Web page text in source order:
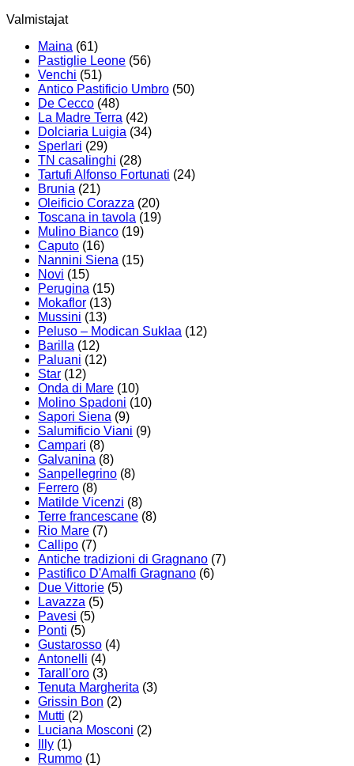
Valmistajat
Maina (61)
Pastiglie Leone (56)
Venchi (51)
Antico Pastificio Umbro (50)
De Cecco (48)
La Madre Terra (42)
Dolciaria Luigia (34)
Sperlari (29)
TN casalinghi (28)
Tartufi Alfonso Fortunati (24)
Brunia (21)
Oleificio Corazza (20)
Toscana in tavola (19)
Mulino Bianco (19)
Caputo (16)
Nannini Siena (15)
Novi (15)
Perugina (15)
Mokaflor (13)
Mussini (13)
Peluso – Modican Suklaa (12)
Barilla (12)
Paluani (12)
Star (12)
Onda di Mare (10)
Molino Spadoni (10)
Sapori Siena (9)
Salumificio Viani (9)
Campari (8)
Galvanina (8)
Sanpellegrino (8)
Ferrero (8)
Matilde Vicenzi (8)
Terre francescane (8)
Rio Mare (7)
Callipo (7)
Antiche tradizioni di Gragnano (7)
Pastifico D'Amalfi Gragnano (6)
Due Vittorie (5)
Lavazza (5)
Pavesi (5)
Ponti (5)
Gustarosso (4)
Antonelli (4)
Tarall'oro (3)
Tenuta Margherita (3)
Grissin Bon (2)
Mutti (2)
Luciana Mosconi (2)
Illy (1)
Rummo (1)